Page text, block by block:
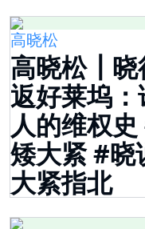
高晓松
高晓松┃
返好莱坞
人的维权
矮大紧 #晓
大紧指北